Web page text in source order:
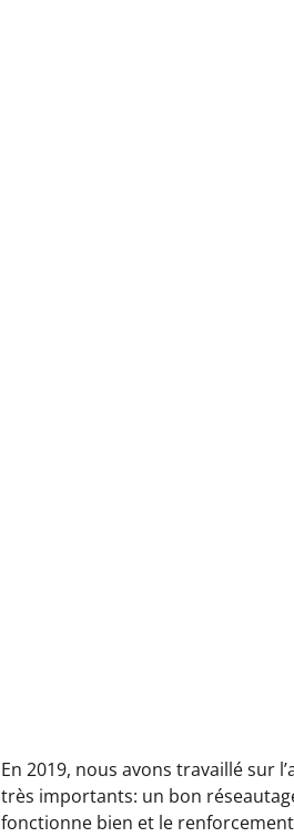
En 2019, nous avons travaillé sur
très importants: un bon
fonctionne bien et le